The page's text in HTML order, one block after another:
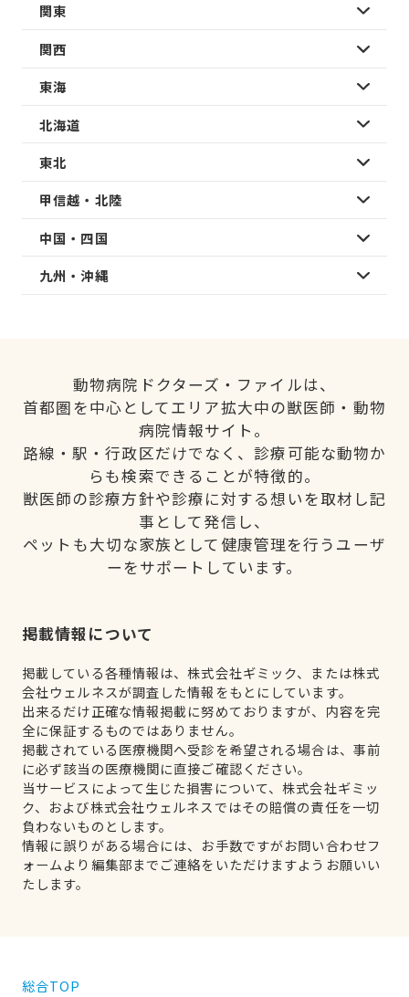
関東
関西
東海
北海道
東北
甲信越・北陸
中国・四国
九州・沖縄
動物病院ドクターズ・ファイルは、
首都圏を中心としてエリア拡大中の獣医師・動物
病院情報サイト。
路線・駅・行政区だけでなく、診療可能な動物か
らも検索できることが特徴的。
獣医師の診療方針や診療に対する想いを取材し記
事として発信し、
ペットも大切な家族として健康管理を行うユーザ
ーをサポートしています。
掲載情報について
掲載している各種情報は、株式会社ギミック、または株式
会社ウェルネスが調査した情報をもとにしています。
出来るだけ正確な情報掲載に努めておりますが、内容を完
全に保証するものではありません。
掲載されている医療機関へ受診を希望される場合は、事前
に必ず該当の医療機関に直接ご確認ください。
当サービスによって生じた損害について、株式会社ギミッ
ク、および株式会社ウェルネスではその賠償の責任を一切
負わないものとします。
情報に誤りがある場合には、お手数ですがお問い合わせフ
ォームより編集部までご連絡をいただけますようお願いい
たします。
総合TOP